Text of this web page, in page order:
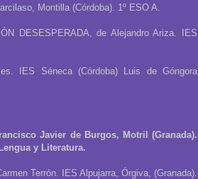
Montilla (Córdoba). 1º ESO A.
DESESPERADA, de Alejandro Ariza. IES
IES Séneca (Córdoba) Luis de Góngora
Javier de Burgos, Motril (Granada).
y Literatura.
Terrón. IES Alpujarra, Órgiva, (Granada).